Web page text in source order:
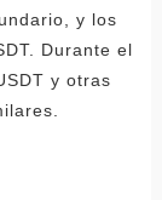
y los
Durante el
y otras